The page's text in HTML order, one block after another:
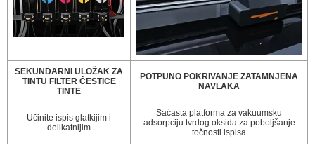
SEKUNDARNI ULOŽAK ZA
TINTU FILTER ČESTICE
TINTE
POTPUNO POKRIVANJE ZATAMNJENA
NAVLAKA
Učinite ispis glatkijim i
delikatnijim
Saćasta platforma za vakuumsku
adsorpciju tvrdog oksida za poboljšanje
točnosti ispisa